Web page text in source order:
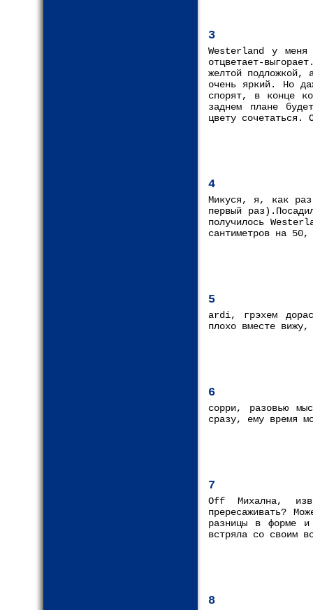
3
Westerland у
отцветает-
желтой подложкой,
очень яркий. Но
спорят, в конце
заднем плане
цвету сочетаться.
4
Микуся, я, как
первый
получилось
сантиметров на
5
ardi, грэхем
плохо вместе вижу,
6
сорри, разовью
сразу, ему время
7
Off Михална,
прересаживать?
разницы в форме и
встряла со своим
8